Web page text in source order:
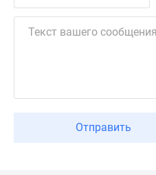
Отправить